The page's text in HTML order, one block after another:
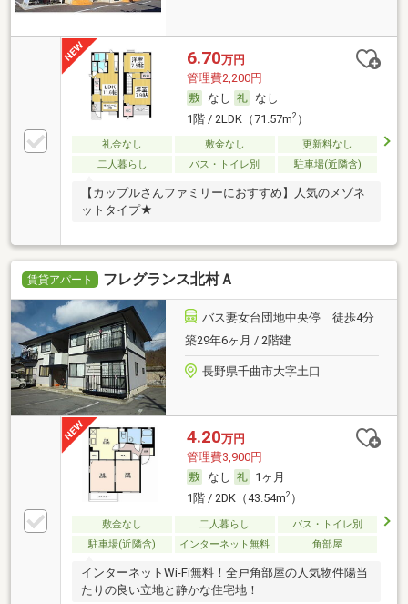
6.70万円
管理費2,200円
なし
なし
1階 / 2LDK（71.57m2）
礼金なし 敷金なし
更新料なし
二人暮らし
バス・トイレ別 駐車場(近隣含)
【カップルさんファミリーにおすすめ】人気のメゾネ
ットタイプ★
賃貸アパート フレグランス北村Ａ
バス妻女台団地中央停 徒歩4分
築29年6ヶ月 / 2階建
長野県千曲市大字土口
4.20万円
管理費3,900円
なし
1ヶ月
1階 / 2DK（43.54m2）
敷金なし 二人暮らし
バス・トイレ別
駐車場(近隣含)
インターネット無料 角部屋
インターネットWi-Fi無料！全戸角部屋の人気物件陽当
たりの良い立地と静かな住宅地！